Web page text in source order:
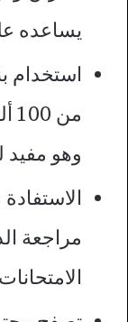
يساعده
استخدام
وهو مفيد
مراجعة